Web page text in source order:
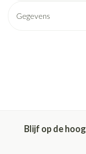
Gegevens
Blijf op de